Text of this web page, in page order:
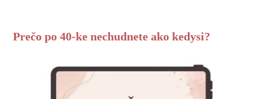
Prečo po 40-ke nechudnete ako kedysi?